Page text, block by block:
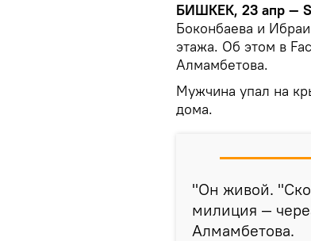
БИШКЕК, 23 апр —
Боконбаева и
этажа. Об этом в
Алмамбетова.
Мужчина упал на
дома.
"Он живой.
милиция —
Алмамбетова.